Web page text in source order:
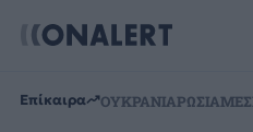
Επίκαιρα ΟΥΚΡΑΝΙΑΡΩΣΙΑ